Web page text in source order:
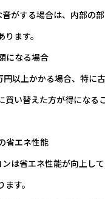
音がする場合は、内部の
ます。
になる場合
円以上かかる場合、特に
買い替えた方が得になる
省エネ性能
ンは省エネ性能が向上し
す。